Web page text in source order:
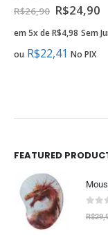
fora de 5
R$26,90 R$24,90
em 5x deR$4,98 Sem
ou R$22,41 No PIX
FEATURED
R$